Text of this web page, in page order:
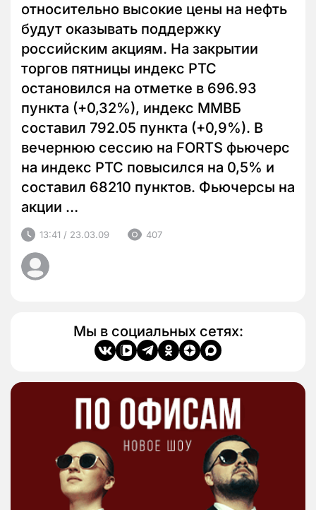
относительно высокие цены на нефть
будут оказывать поддержку
российским акциям. На закрытии
торгов пятницы индекс РТС
остановился на отметке в 696.93
пункта (+0,32%), индекс ММВБ
составил 792.05 пункта (+0,9%). В
вечернюю сессию на FORTS фьючерс
на индекс РТС повысился на 0,5% и
составил 68210 пунктов. Фьючерсы на
акции …
13:41 / 23.03.09 407
Мы в социальных сетях: